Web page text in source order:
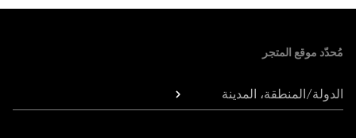
مُحدّد موقع المتجر
الدولة/المنطقة، المدينة